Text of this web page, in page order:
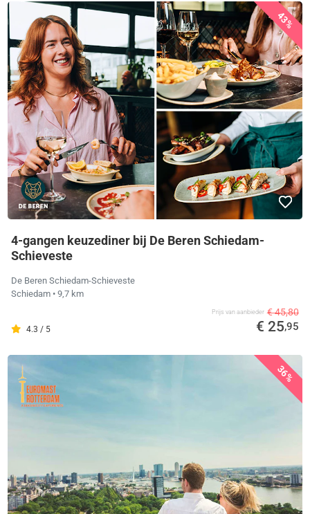
43%
4-gangen keuzediner bij De Beren Schiedam-
Schieveste
De Beren Schiedam-Schieveste
Schiedam • 9,7 km
4.3 / 5
Prijs van aanbieder € 45,80
€ 25,95
36%